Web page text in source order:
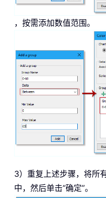
，按需添加数值范围。
3）重复上述步骤，将所
中，然后单击“确定”。